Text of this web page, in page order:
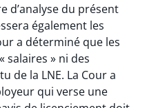
d’analyse du présent
également les
a déterminé que les
salaires » ni des
de la LNE. La Cour a
qui verse une